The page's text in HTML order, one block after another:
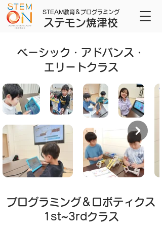
STEAM教育＆プログラミング
ステモン焼津校
​ベーシック・アドバンス・
エリートクラス
​プログラミング＆ロボティクス
1st~3rdクラス